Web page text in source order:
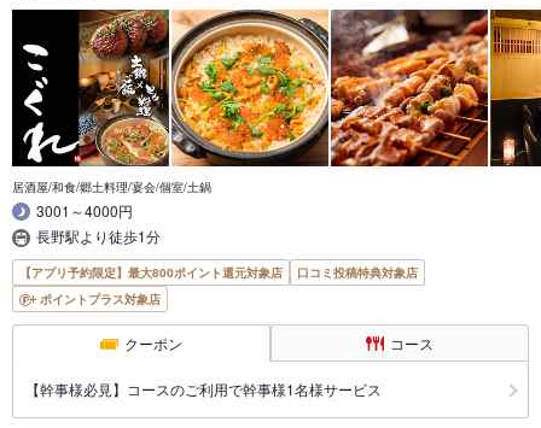
居酒屋/和食/郷土料理/宴会/個室/土鍋
3001～4000円
長野駅より徒歩1分
【アプリ予約限定】最大800ポイント還元対象店
口コミ投稿特典対象店
ポイントプラス対象店
クーポン コース
【幹事様必見】コースのご利用で幹事様1名様サービス